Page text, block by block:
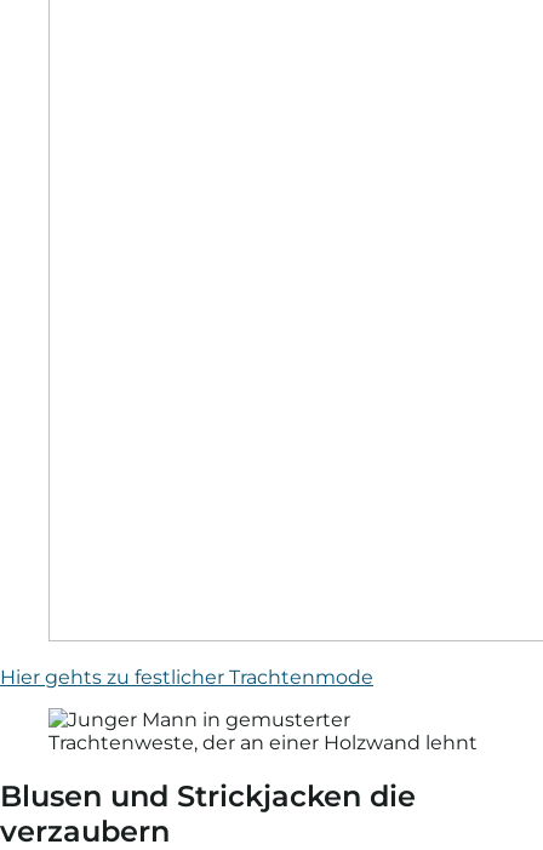
Hier gehts zu festlicher Trachtenmode
Blusen und Strickjacken die
verzaubern